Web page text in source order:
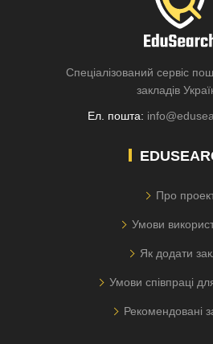
Спеціалізований сервіс
закладів
Ел. пошта:
Про
Умови
Як додати
Умови співпраці
Рекомендовані